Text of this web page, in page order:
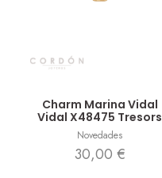
Charm Marina Vidal
Vidal X48475 Tresors
Novedades
30,00 €